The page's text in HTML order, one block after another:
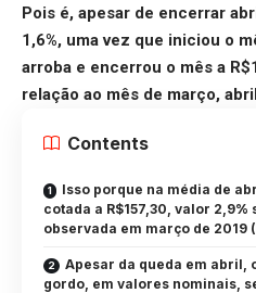
Pois é, apesar de encerrar
1,6%, uma vez que iniciou o
arroba e encerrou o mês a
relação ao mês de março,
Contents
Isso porque na média de
cotada a R$157,30, valor
observada em março de 2019
Apesar da queda em abril,
gordo, em valores nominais,